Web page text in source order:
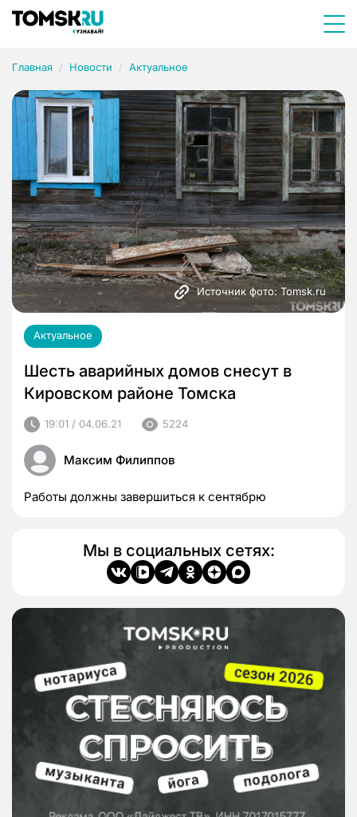
Главная Новости Актуальное
Источник фото: Tomsk.ru
Актуальное
Шесть аварийных домов снесут в
Кировском районе Томска
19:01 / 04.06.21 5224
Максим Филиппов
Работы должны завершиться к сентябрю
Мы в социальных сетях: